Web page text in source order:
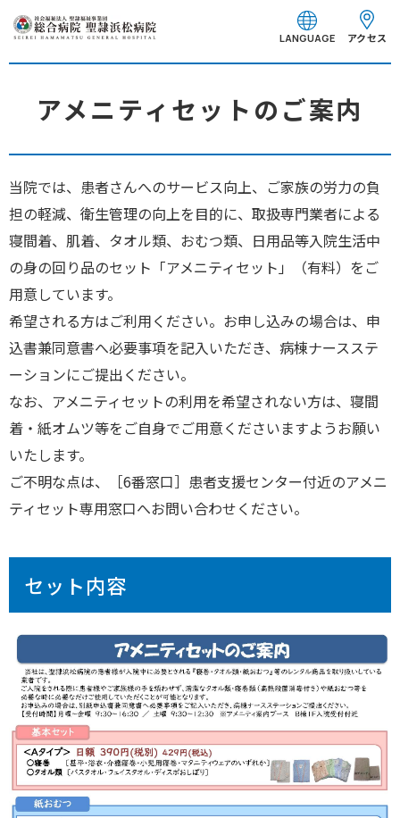
ロ
ー
シ
ョ
へ
文ッ
LANGUAGE アクセス
アメニティセットのご案内
当院では、患者さんへのサービス向上、ご家族の労力の負
担の軽減、衛生管理の向上を目的に、取扱専門業者による
寝間着、肌着、タオル類、おむつ類、日用品等入院生活中
の身の回り品のセット「アメニティセット」（有料）をご
用意しています。
希望される方はご利用ください。お申し込みの場合は、申
込書兼同意書へ必要事項を記入いただき、病棟ナースステ
ーションにご提出ください。
なお、アメニティセットの利用を希望されない方は、寝間
着・紙オムツ等をご自身でご用意くださいますようお願い
いたします。
ご不明な点は、［6番窓口］患者支援センター付近のアメニ
ティセット専用窓口へお問い合わせください。
セット内容